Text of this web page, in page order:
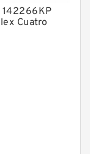
Cuatro